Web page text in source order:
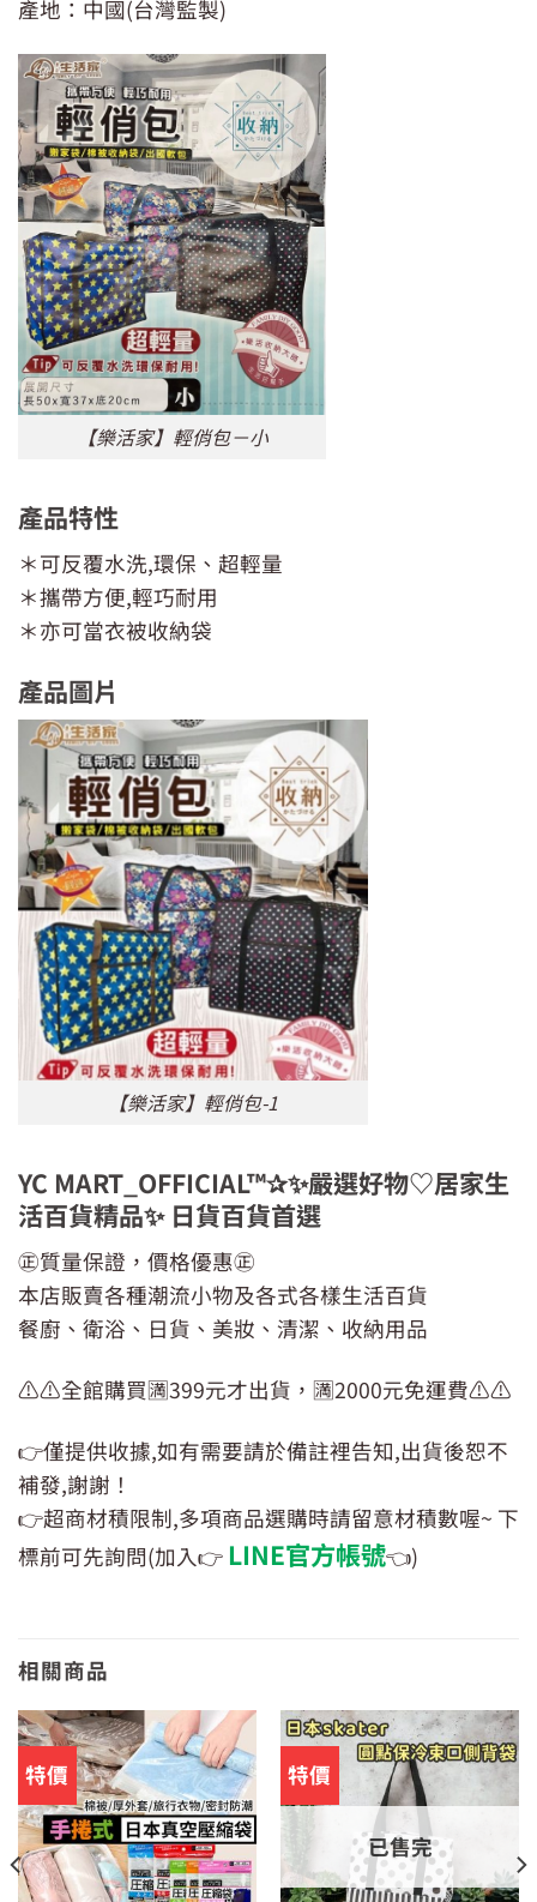
產地：中國(台灣監製)
【樂活家】輕俏包－小
產品特性
＊可反覆水洗,環保、超輕量
＊攜帶方便,輕巧耐用
＊亦可當衣被收納袋
產品圖片
【樂活家】輕俏包-1
YC MART_OFFICIAL™✰✨嚴選好物♡居家生
活百貨精品✨ 日貨百貨首選
㊣質量保證，價格優惠㊣
本店販賣各種潮流小物及各式各樣生活百貨
餐廚、衛浴、日貨、美妝、清潔、收納用品
⚠️⚠️全館購買🈵399元才出貨，🈵2000元免運費⚠️⚠️
👉僅提供收據,如有需要請於備註裡告知,出貨後恕不
補發,謝謝！
👉超商材積限制,多項商品選購時請留意材積數喔~ 下
標前可先詢問(加入👉 LINE官方帳號👈)
相關商品
特價 特價
已售完